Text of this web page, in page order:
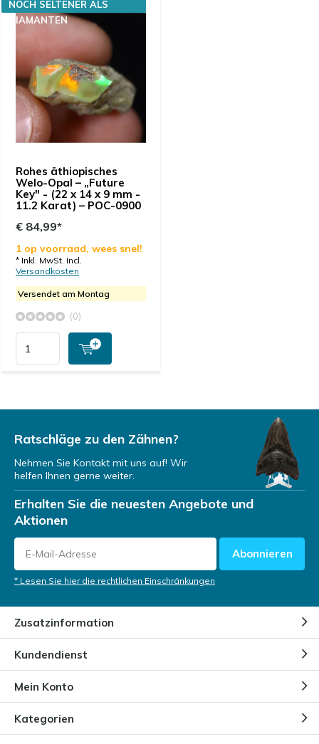
Rohes äthiopisches
Welo-Opal – „Future
Key" - (22 x 14 x 9 mm -
11.2 Karat) – POC-0900
NOCH SELTENER ALS
DIAMANTEN
€ 84,99*
1 op voorraad, wees snel!
* Inkl. MwSt. Incl.
Versandkosten
Versendet am Montag
(0)
Ratschläge zu den Zähnen?
Nehmen Sie Kontakt mit uns auf! Wir
helfen Ihnen gerne weiter.
Erhalten Sie die neuesten Angebote und
Aktionen
Abonnieren
* Lesen Sie hier die rechtlichen Einschränkungen
Zusatzinformation
Kundendienst
Mein Konto
Kategorien